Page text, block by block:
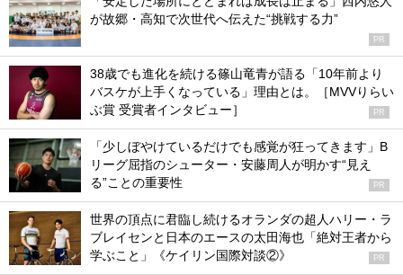
が故郷・高知で次世代へ伝えた“挑戦する力”
PR
38歳でも進化を続ける篠山竜青が語る「10年前より
バスケが上手くなっている」理由とは。［MVVりらい
ぶ賞 受賞者インタビュー］
PR
「少しぼやけているだけでも感覚が狂ってきます」B
リーグ屈指のシューター・安藤周人が明かす“見え
る”ことの重要性
PR
世界の頂点に君臨し続けるオランダの超人ハリー・ラ
ブレイセンと日本のエースの太田海也「絶対王者から
学ぶこと」《ケイリン国際対談②》
PR